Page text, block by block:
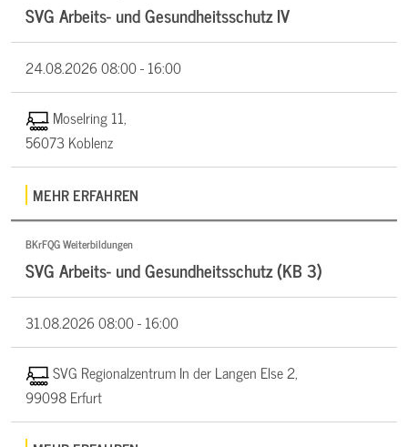
SVG Arbeits- und Gesundheitsschutz IV
24.08.202608:00 - 16:00
Moselring 11,
56073 Koblenz
MEHR ERFAHREN
BKrFQG Weiterbildungen
SVG Arbeits- und Gesundheitsschutz (KB 3)
31.08.202608:00 - 16:00
SVG Regionalzentrum In der Langen Else 2,
99098 Erfurt